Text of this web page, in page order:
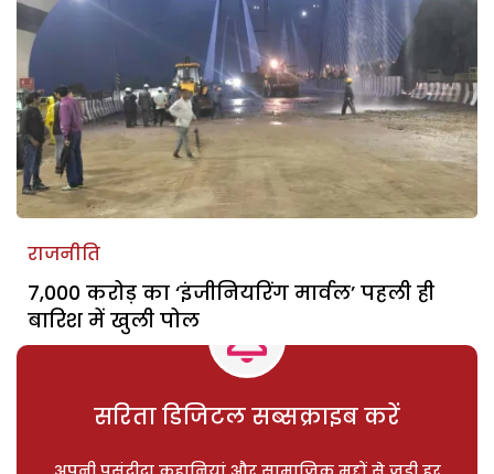
राजनीति
7,000 करोड़ का ‘इंजीनियरिंग मार्वल’ पहली ही
बारिश में खुली पोल
सरिता डिजिटल सब्सक्राइब करें